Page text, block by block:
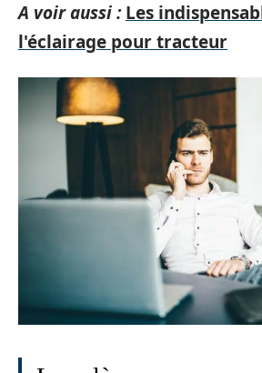
A voir aussi : Les
l'éclairage pour tracteur